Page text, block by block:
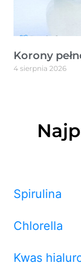
Korony
4 sierpnia 2026
Spirulina
Chlorella
Kwas